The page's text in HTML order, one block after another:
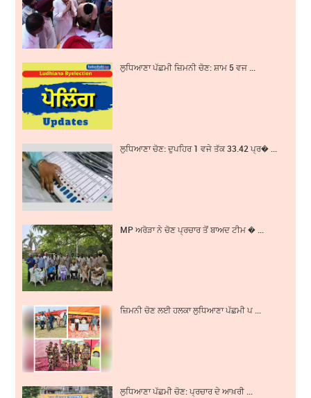
ਲੁਧਿਆਣਾ ਪੱਛਮੀ ਜ਼ਿਮਨੀ ਚੋਣ: ਸ਼ਾਮ 5 ਵਜ ...
ਲੁਧਿਆਣਾ ਚੋਣ: ਦੁਪਹਿਰ 1 ਵਜੇ ਤੱਕ 33.42 ਪ੍ਰ� ...
MP ਅਰੋੜਾ ਨੇ ਚੋਣ ਪ੍ਰਚਾਰ ਤੋਂ ਬਾਅਦ ਟੀਮ � ...
ਜ਼ਿਮਨੀ ਚੋਣ ਲਈ ਹਲਕਾ ਲੁਧਿਆਣਾ ਪੱਛਮੀ ਪ ...
ਲੁਧਿਆਣਾ ਪੱਛਮੀ ਚੋਣ: ਪ੍ਰਚਾਰ ਦੇ ਆਖ਼ਰੀ ...